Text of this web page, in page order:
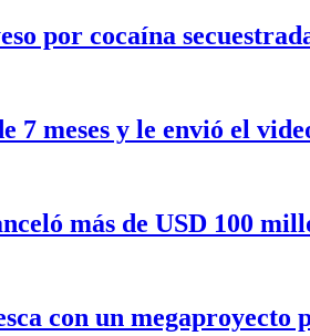
por cocaína
7 meses y le envió el
más de USD 100
con un megaproyecto